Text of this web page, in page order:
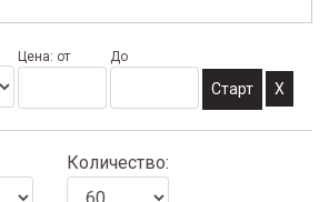
Цена: от До
X
Количество: